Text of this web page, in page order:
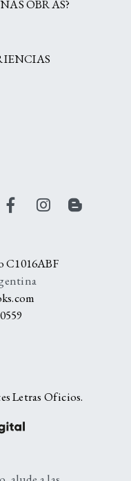
OBRAS?
C1016ABF
Letras Oficios.